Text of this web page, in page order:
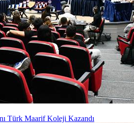
Türk Maarif Koleji Kazandı